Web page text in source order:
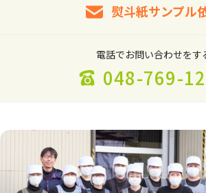
熨斗紙サンプル
電話でお問い合わせをす
048-769-